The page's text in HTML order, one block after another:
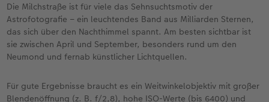
Die Milchstraße ist für viele das Sehnsuchtsmotiv der
Astrofotografie – ein leuchtendes Band aus Milliarden Sternen,
das sich über den Nachthimmel spannt. Am besten sichtbar ist
sie zwischen April und September, besonders rund um den
Neumond und fernab künstlicher Lichtquellen.
Für gute Ergebnisse braucht es ein Weitwinkelobjektiv mit großer
Blendenöffnung (z. B. f/2,8), hohe ISO-Werte (bis 6400) und